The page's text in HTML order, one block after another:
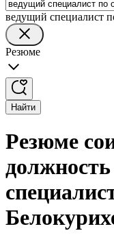
ведущий специалист
Резюме
Найти
Резюме